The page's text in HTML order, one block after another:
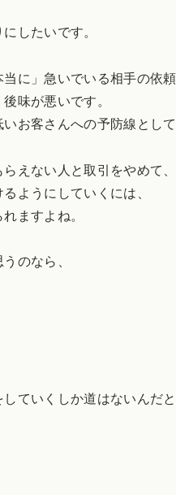
したいです。
に」急いでいる相手の依
味が悪いです。
いお客さんへの予防線とし
えない人と取引をやめて、
ようにしていくには、
ますよね。
のなら、
ていくしか道はないんだと